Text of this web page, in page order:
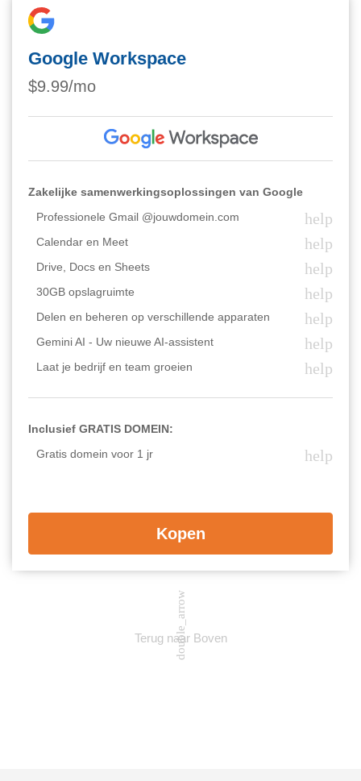
Google Workspace
$9.99/mo
Zakelijke samenwerkingsoplossingen van Google
Professionele Gmail @jouwdomein.com
help
Calendar en Meet help
Drive, Docs en Sheets help
30GB opslagruimte help
Delen en beheren op verschillende apparaten help
Gemini AI - Uw nieuwe AI-assistent help
Laat je bedrijf en team groeien help
Inclusief GRATIS DOMEIN:
Gratis domein voor 1 jr
help
Kopen
double_arrow
Terug naar Boven